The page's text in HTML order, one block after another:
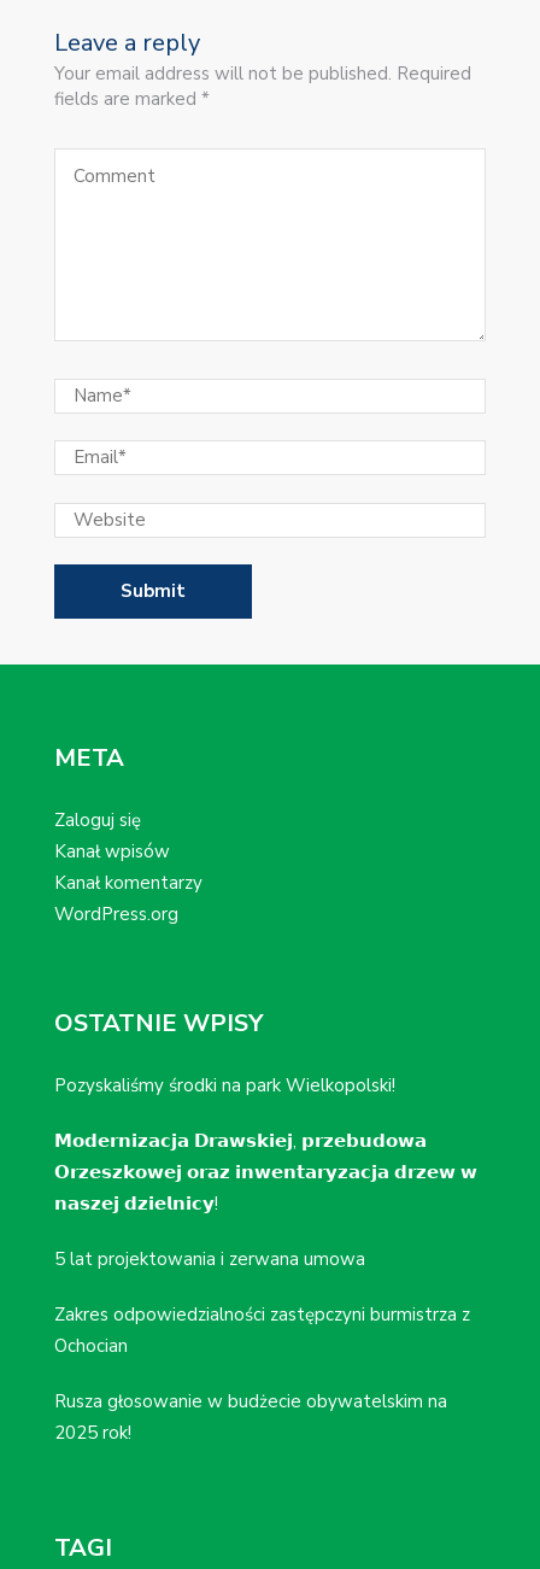
Leave a reply
Your email address will not be published. Required
fields are marked *
META
Zaloguj się
Kanał wpisów
Kanał komentarzy
WordPress.org
OSTATNIE WPISY
Pozyskaliśmy środki na park Wielkopolski!
𝗠𝗼𝗱𝗲𝗿𝗻𝗶𝘇𝗮𝗰𝗷𝗮 𝗗𝗿𝗮𝘄𝘀𝗸𝗶𝗲𝗷, 𝗽𝗿𝘇𝗲𝗯𝘂𝗱𝗼𝘄𝗮
𝗢𝗿𝘇𝗲𝘀𝘇𝗸𝗼𝘄𝗲𝗷 𝗼𝗿𝗮𝘇 𝗶𝗻𝘄𝗲𝗻𝘁𝗮𝗿𝘆𝘇𝗮𝗰𝗷𝗮 𝗱𝗿𝘇𝗲𝘄 𝘄
𝗻𝗮𝘀𝘇𝗲𝗷 𝗱𝘇𝗶𝗲𝗹𝗻𝗶𝗰𝘆!
5 lat projektowania i zerwana umowa
Zakres odpowiedzialności zastępczyni burmistrza z
Ochocian
Rusza głosowanie w budżecie obywatelskim na
2025 rok!
TAGI